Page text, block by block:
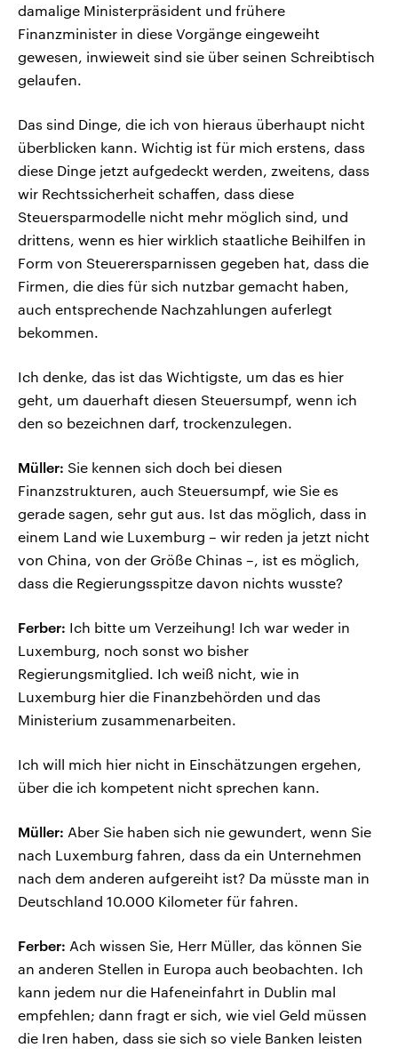
damalige Ministerpräsident und frühere
Finanzminister in diese Vorgänge eingeweiht
gewesen, inwieweit sind sie über seinen Schreibtisch
gelaufen.
Das sind Dinge, die ich von hieraus überhaupt nicht
überblicken kann. Wichtig ist für mich erstens, dass
diese Dinge jetzt aufgedeckt werden, zweitens, dass
wir Rechtssicherheit schaffen, dass diese
Steuersparmodelle nicht mehr möglich sind, und
drittens, wenn es hier wirklich staatliche Beihilfen in
Form von Steuerersparnissen gegeben hat, dass die
Firmen, die dies für sich nutzbar gemacht haben,
auch entsprechende Nachzahlungen auferlegt
bekommen.
Ich denke, das ist das Wichtigste, um das es hier
geht, um dauerhaft diesen Steuersumpf, wenn ich
den so bezeichnen darf, trockenzulegen.
Müller: Sie kennen sich doch bei diesen
Finanzstrukturen, auch Steuersumpf, wie Sie es
gerade sagen, sehr gut aus. Ist das möglich, dass in
einem Land wie Luxemburg – wir reden ja jetzt nicht
von China, von der Größe Chinas –, ist es möglich,
dass die Regierungsspitze davon nichts wusste?
Ferber: Ich bitte um Verzeihung! Ich war weder in
Luxemburg, noch sonst wo bisher
Regierungsmitglied. Ich weiß nicht, wie in
Luxemburg hier die Finanzbehörden und das
Ministerium zusammenarbeiten.
Ich will mich hier nicht in Einschätzungen ergehen,
über die ich kompetent nicht sprechen kann.
Müller: Aber Sie haben sich nie gewundert, wenn Sie
nach Luxemburg fahren, dass da ein Unternehmen
nach dem anderen aufgereiht ist? Da müsste man in
Deutschland 10.000 Kilometer für fahren.
Ferber: Ach wissen Sie, Herr Müller, das können Sie
an anderen Stellen in Europa auch beobachten. Ich
kann jedem nur die Hafeneinfahrt in Dublin mal
empfehlen; dann fragt er sich, wie viel Geld müssen
die Iren haben, dass sie sich so viele Banken leisten